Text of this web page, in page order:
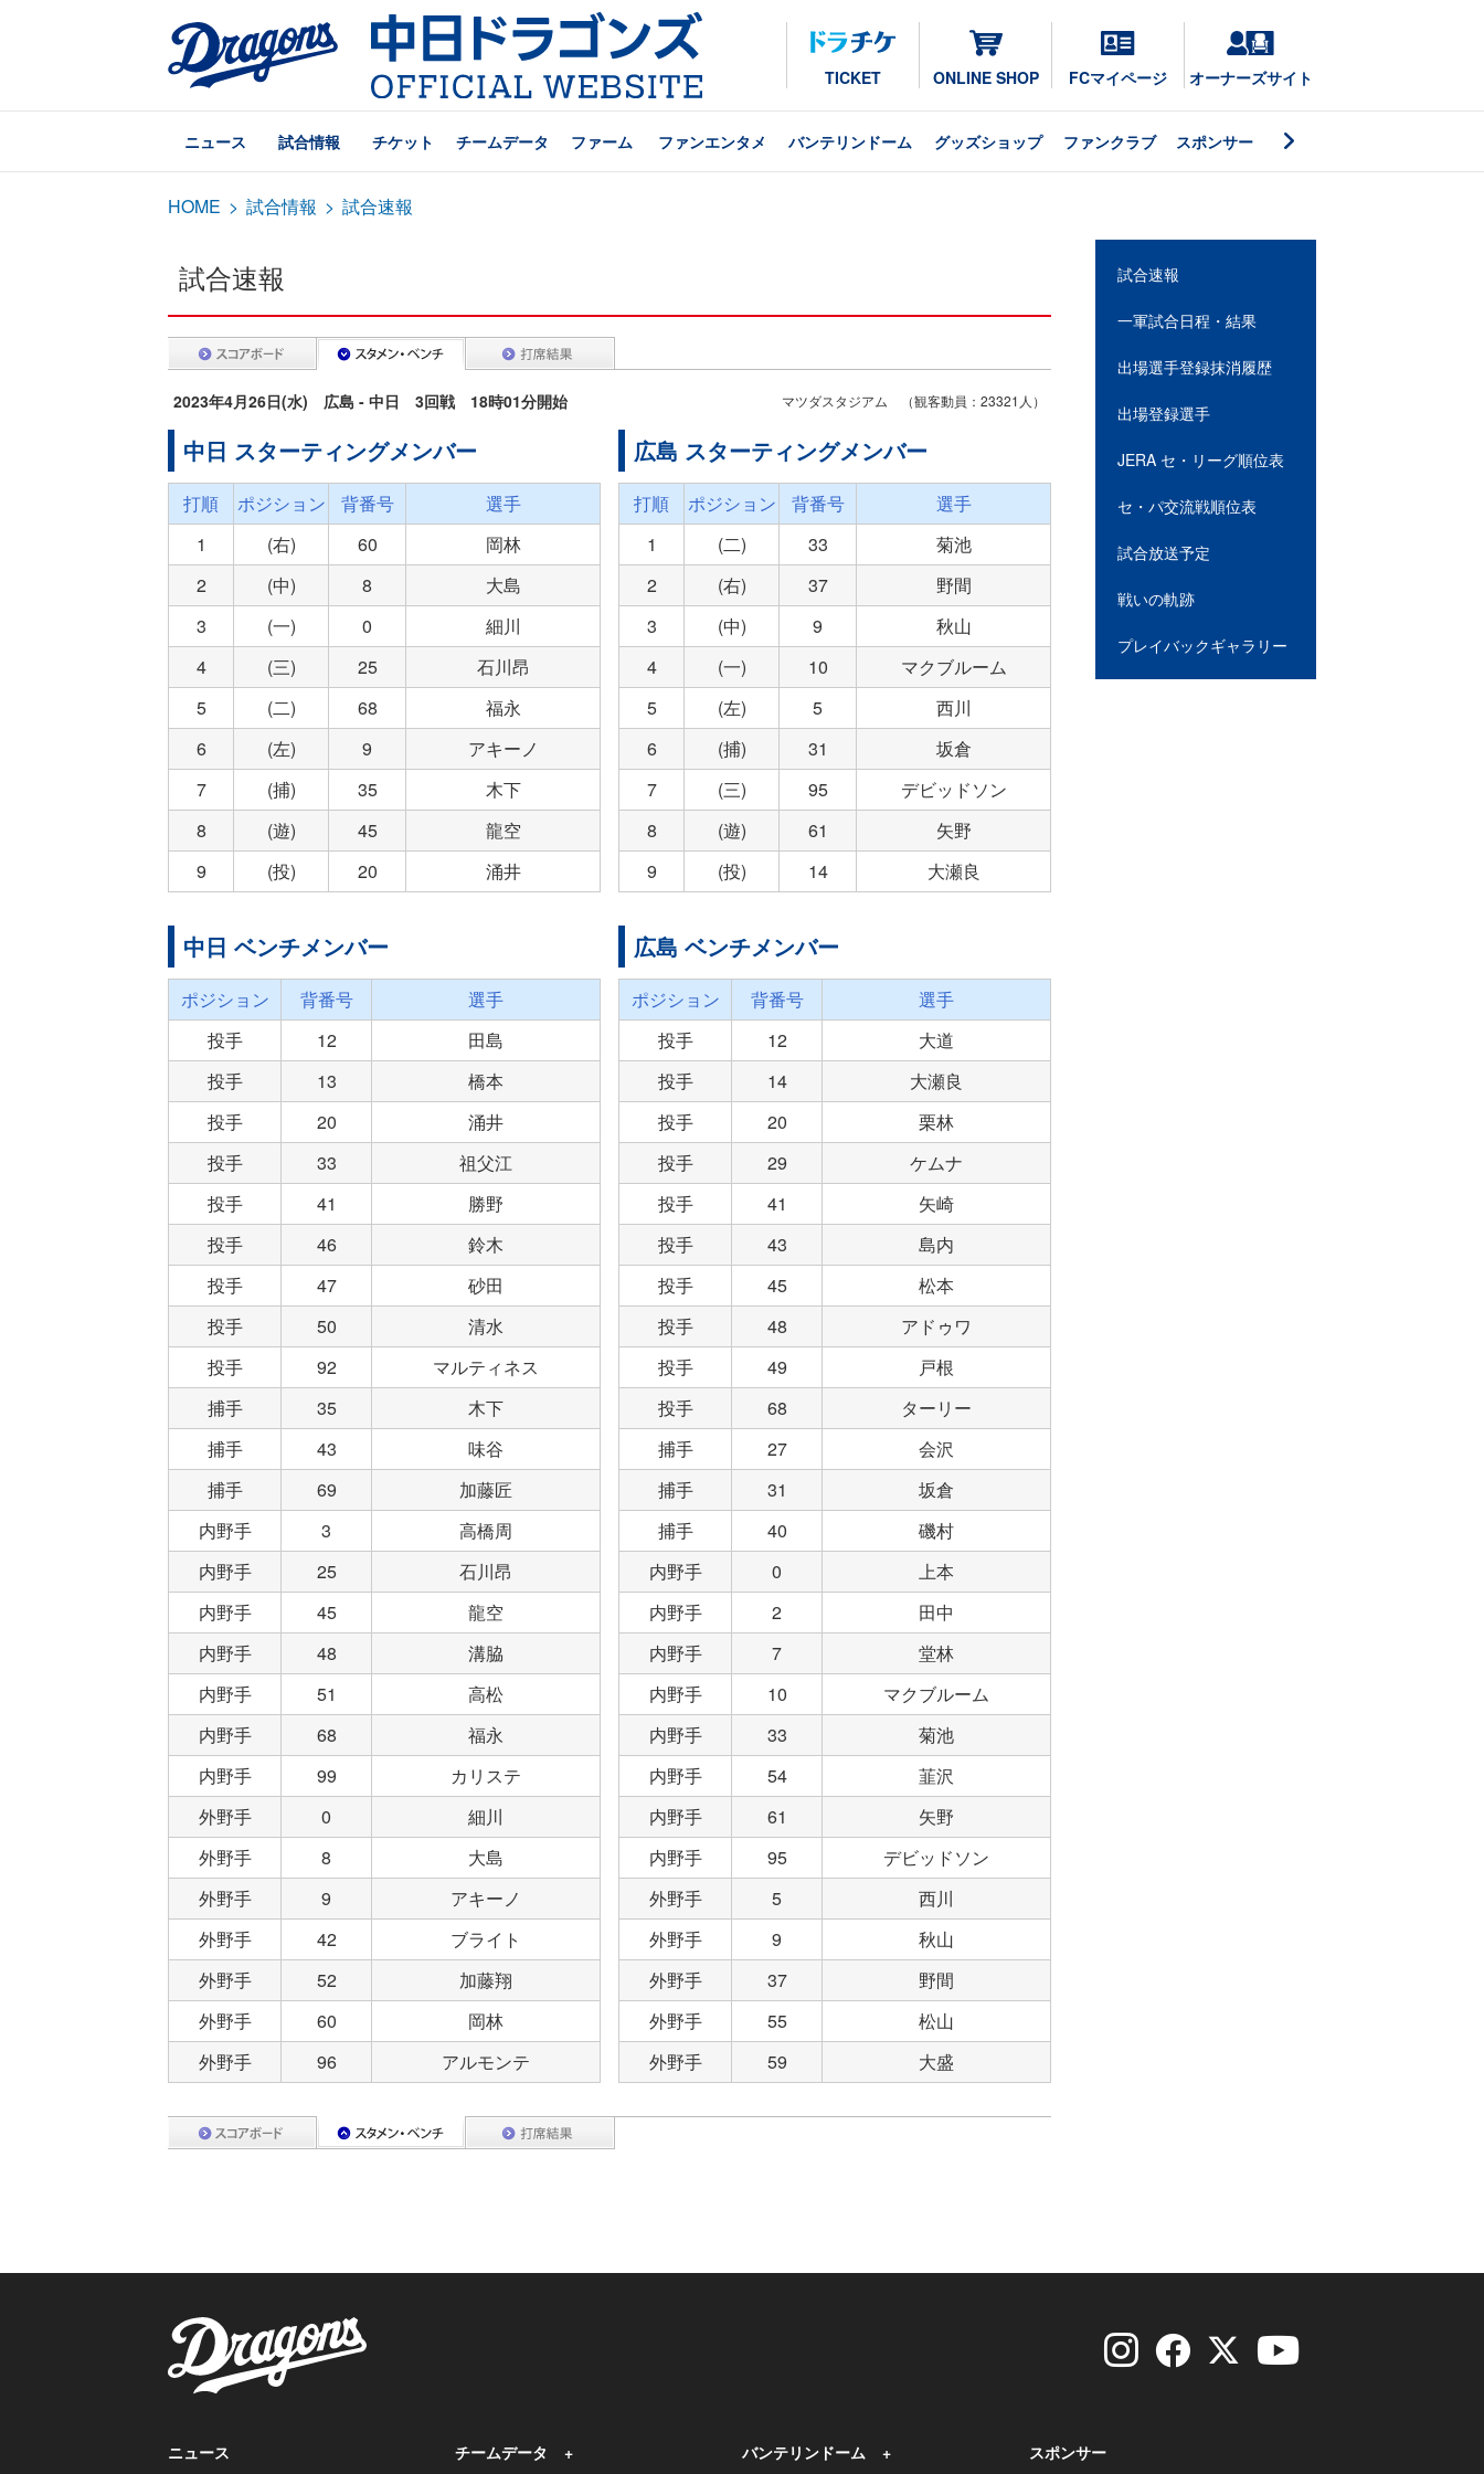
TICKET ONLINE SHOP FCマイページ オーナーズサイト
ニュース 試合情報 チケット チームデータ ファーム ファンエンタメ バンテリンドーム グッズショップ ファンクラブ スポンサー
HOME > 試合情報 > 試合速報
試合速報
2023年4月26日(水) 広島 - 中日 3回戦 18時01分開始 マツダスタジアム （観客動員：23321人）
中日 スターティングメンバー
打順 ポジション 背番号
選手
1
(右) 60
岡林
2
(中) 8
大島
3
(一) 0
細川
4
(三) 25
石川昂
5
(二) 68
福永
6
(左) 9
アキーノ
7
(捕) 35
木下
8
(遊) 45
龍空
9
(投) 20 涌井
広島 スターティングメンバー
打順 ポジション 背番号
選手
1
(二) 33
菊池
2
(右) 37
野間
3
(中) 9
秋山
4
(一) 10
マクブルーム
5
(左) 5
西川
6
(捕) 31
坂倉
7
(三) 95
デビッドソン
8
(遊) 61
矢野
9
(投) 14 大瀬良
中日 ベンチメンバー
ポジション 背番号
選手
投手
12
田島
投手
13
橋本
投手
20
涌井
投手
33
祖父江
投手
41
勝野
投手
46
鈴木
投手
47
砂田
投手
50
清水
投手
92
マルティネス
捕手
35
木下
捕手
43
味谷
捕手
69
加藤匠
内野手
3
高橋周
内野手
25
石川昂
内野手
45
龍空
内野手
48
溝脇
内野手
51
高松
内野手
68
福永
内野手
99
カリステ
外野手
0
細川
外野手
8
大島
外野手
9
アキーノ
外野手
42
ブライト
外野手
52
加藤翔
外野手
60
岡林
外野手
96 アルモンテ
広島 ベンチメンバー
ポジション 背番号
選手
投手
12
大道
投手
14
大瀬良
投手
20
栗林
投手
29
ケムナ
投手
41
矢崎
投手
43
島内
投手
45
松本
投手
48
アドゥワ
投手
49
戸根
投手
68
ターリー
捕手
27
会沢
捕手
31
坂倉
捕手
40
磯村
内野手
0
上本
内野手
2
田中
内野手
7
堂林
内野手
10
マクブルーム
内野手
33
菊池
内野手
54
韮沢
内野手
61
矢野
内野手
95
デビッドソン
外野手
5
西川
外野手
9
秋山
外野手
37
野間
外野手
55
松山
外野手
59 大盛
試合速報
一軍試合日程・結果
出場選手登録抹消履歴
出場登録選手
JERA セ・リーグ順位表
セ・パ交流戦順位表
試合放送予定
戦いの軌跡
プレイバックギャラリー
ニュース チームデータ バンテリンドーム スポンサー